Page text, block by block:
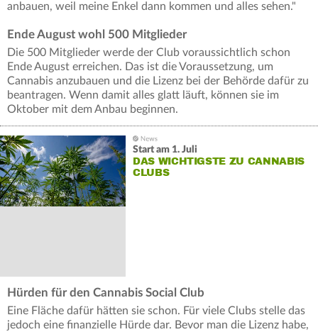
anbauen, weil meine Enkel dann kommen und alles sehen."
Ende August wohl 500 Mitglieder
Die 500 Mitglieder werde der Club voraussichtlich schon
Ende August erreichen. Das ist die Voraussetzung, um
Cannabis anzubauen und die Lizenz bei der Behörde dafür zu
beantragen. Wenn damit alles glatt läuft, können sie im
Oktober mit dem Anbau beginnen.
Start am 1. Juli
DAS WICHTIGSTE ZU CANNABIS
CLUBS
Hürden für den Cannabis Social Club
Eine Fläche dafür hätten sie schon. Für viele Clubs stelle das
jedoch eine finanzielle Hürde dar. Bevor man die Lizenz habe,